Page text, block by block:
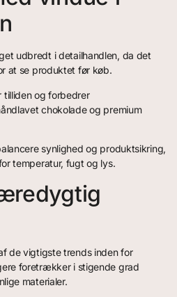
udbredt i detailhandlen, da det
at se produktet før køb.
tilliden og forbedrer
chokolade og premium
synlighed og produktsikring,
temperatur, fugt og lys.
de vigtigste trends inden for
foretrækker i stigende grad
materialer.